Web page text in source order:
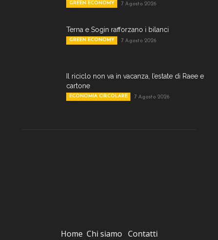
GREEN ECONOMY 7 Agosto 2026
Terna e Sogin rafforzano i bilanci
GREEN ECONOMY 7 Agosto 2026
Il riciclo non va in vacanza, l’estate di Raee e
cartone
ECONOMIA CIRCOLARE 7 Agosto 2026
Home Chi siamo Contatti